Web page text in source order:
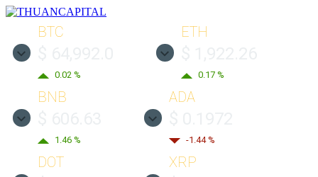
BTC
0.02 %
ETH
0.17 %
BNB
1.46 %
ADA
-1.44 %
DOT XRP